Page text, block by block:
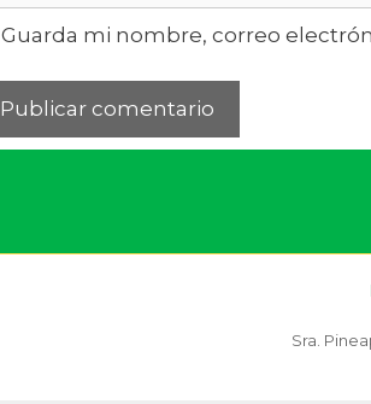
Guarda mi nombre, correo
Sra.